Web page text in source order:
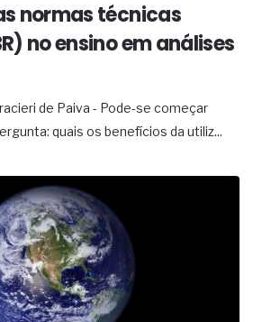
normas técnicas
no ensino em análises
de Paiva - Pode-se começar
quais os benefícios da utiliz...